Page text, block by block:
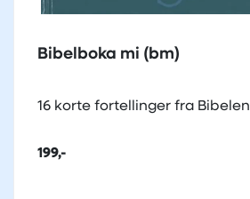
Bibelboka mi (bm)
16 korte fortellinger fra Bibelen
199,-